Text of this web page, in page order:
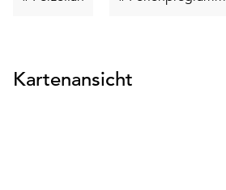
Kartenansicht